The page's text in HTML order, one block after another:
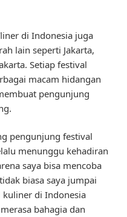
di Indonesia juga
lain seperti Jakarta,
Setiap festival
macam hidangan
pengunjung
pengunjung festival
menunggu kehadiran
saya bisa mencoba
biasa saya jumpai
di Indonesia
bahagia dan